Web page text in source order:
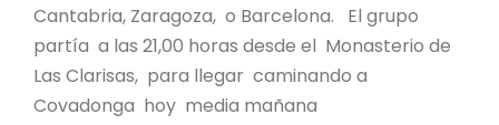
Cantabria, Zaragoza, o Barcelona. El grupo
partía a las 21,00 horas desde el Monasterio de
Las Clarisas, para llegar caminando a
Covadonga hoy media mañana